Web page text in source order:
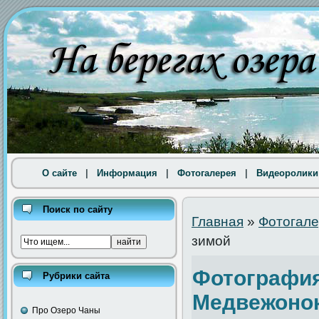
О сайте Информация Фотогалерея Видеоролики
Поиск по сайту
Рубрики сайта
Про Озеро Чаны
Главная »
зимой